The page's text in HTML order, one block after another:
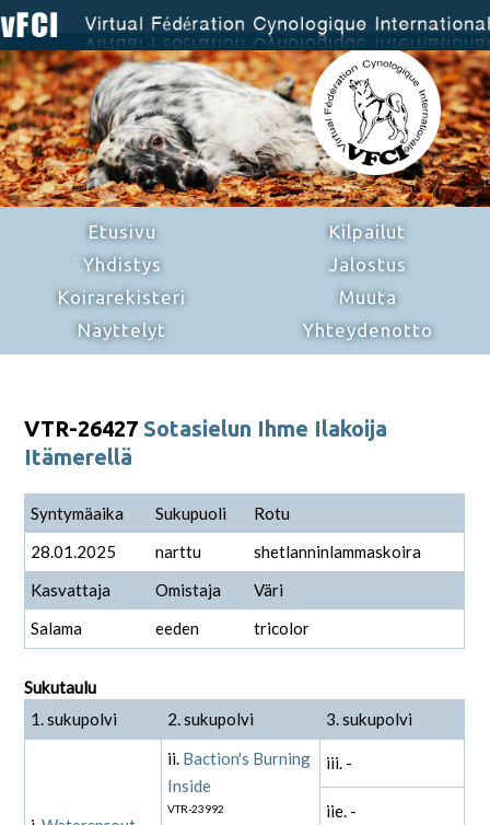
Etusivu
Yhdistys
Koirarekisteri
Näyttelyt
Kilpailut
Jalostus
Muuta
Yhteydenotto
VTR-26427 Sotasielun Ihme Ilakoija
Itämerellä
Syntymäaika Sukupuoli
Rotu
28.01.2025
narttu
shetlanninlammaskoira
Kasvattaja
Omistaja
Väri
Salama
eeden tricolor
Sukutaulu
1. sukupolvi
2. sukupolvi 3. sukupolvi
ii. Baction's Burning
Inside
VTR-23992
iii. -
iie. -